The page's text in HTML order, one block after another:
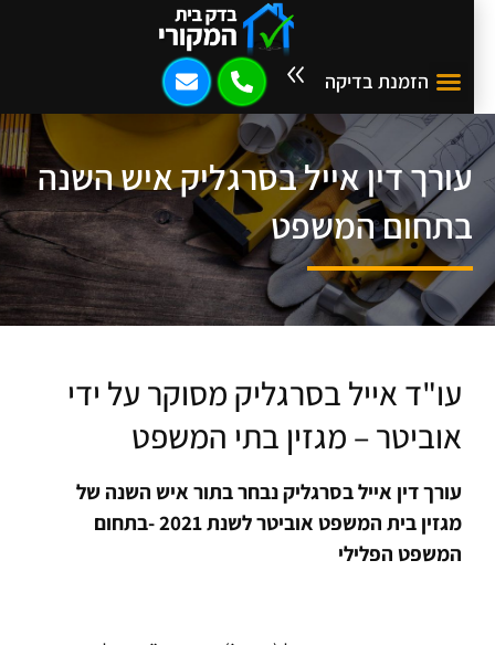
הזמנת בדיקה
עורך דין אייל בסרגליק איש השנה
בתחום המשפט
עו"ד אייל בסרגליק מסוקר על ידי
אוביטר – מגזין בתי המשפט
עורך דין אייל בסרגליק נבחר בתור איש השנה של
מגזין בית המשפט אוביטר לשנת 2021 -בתחום
המשפט הפלילי